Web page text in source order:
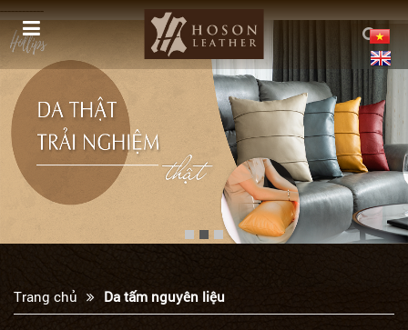
------------
Trang chủ Da tấm nguyên liệu